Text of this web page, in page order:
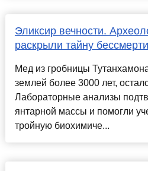
Эликсир вечности.
раскрыли тайну
Мед из гробницы
землей более 3000 лет,
Лабораторные анализы
янтарной массы и помогли
тройную биохимиче...